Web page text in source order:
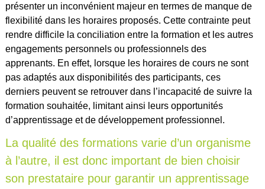
présenter un inconvénient majeur en termes de manque de
flexibilité dans les horaires proposés. Cette contrainte peut
rendre difficile la conciliation entre la formation et les autres
engagements personnels ou professionnels des
apprenants. En effet, lorsque les horaires de cours ne sont
pas adaptés aux disponibilités des participants, ces
derniers peuvent se retrouver dans l’incapacité de suivre la
formation souhaitée, limitant ainsi leurs opportunités
d’apprentissage et de développement professionnel.
La qualité des formations varie d’un organisme
à l’autre, il est donc important de bien choisir
son prestataire pour garantir un apprentissage